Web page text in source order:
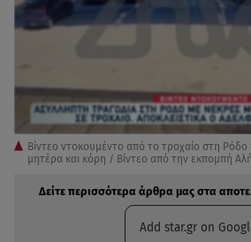
Bίντεο ντοκουμέντο από το τροχαίο στη Ρόδο
μητέρα και κόρη / Βίντεο από την εκπομπή
Δείτε περισσότερα άρθρα μας στα
Add star.gr on